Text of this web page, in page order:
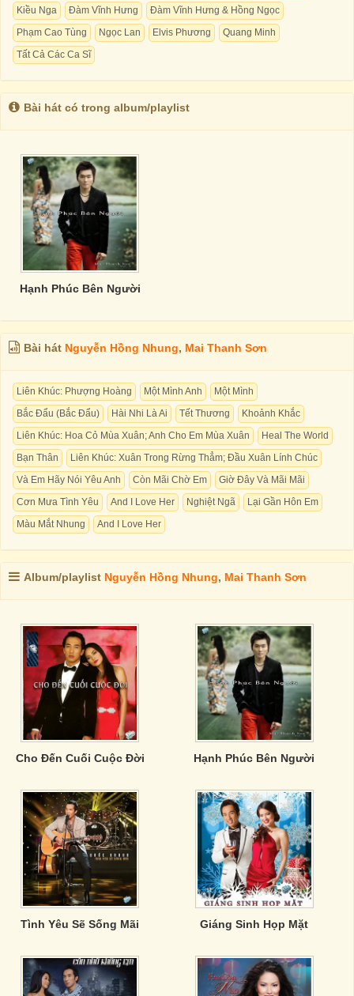
Kiều Nga
Đàm Vĩnh Hưng
Đàm Vĩnh Hưng & Hồng Ngọc
Phạm Cao Tùng
Ngọc Lan Elvis Phương
Quang Minh
Tất Cả Các Ca Sĩ
Bài hát có trong album/playlist
Hạnh Phúc Bên Người
Bài hát Nguyễn Hồng Nhung, Mai Thanh Sơn
Liên Khúc: Phượng Hoàng Một Mình Anh
Một Mình
Bắc Đẩu (Bắc Đẩu)
Hài Nhi Là Ai Tết Thương
Khoảnh Khắc
Liên Khúc: Hoa Cỏ Mùa Xuân; Anh Cho Em Mùa Xuân
Heal The World
Bạn Thân
Liên Khúc: Xuân Trong Rừng Thẳm; Đầu Xuân Lính Chúc
Và Em Hãy Nói Yêu Anh
Còn Mãi Chờ Em
Giờ Đây Và Mãi Mãi
Cơn Mưa Tình Yêu
And I Love Her Nghiệt Ngã
Lại Gần Hôn Em
Màu Mắt Nhung
And I Love Her
Album/playlist Nguyễn Hồng Nhung, Mai Thanh Sơn
Cho Đến Cuối Cuộc Đời Hạnh Phúc Bên Người
Tình Yêu Sẽ Sống Mãi Giáng Sinh Họp Mặt